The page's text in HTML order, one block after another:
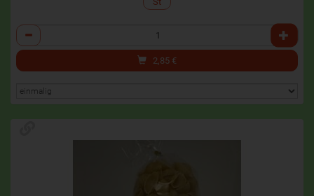
Anzahl
2,85 €